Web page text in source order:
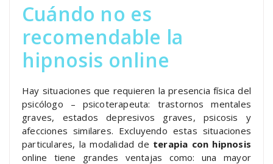
Cuándo no es
recomendable la
hipnosis online
Hay situaciones que requieren la presencia física del
psicólogo – psicoterapeuta: trastornos mentales
graves, estados depresivos graves, psicosis y
afecciones similares. Excluyendo estas situaciones
particulares, la modalidad de terapia con hipnosis
online tiene grandes ventajas como: una mayor